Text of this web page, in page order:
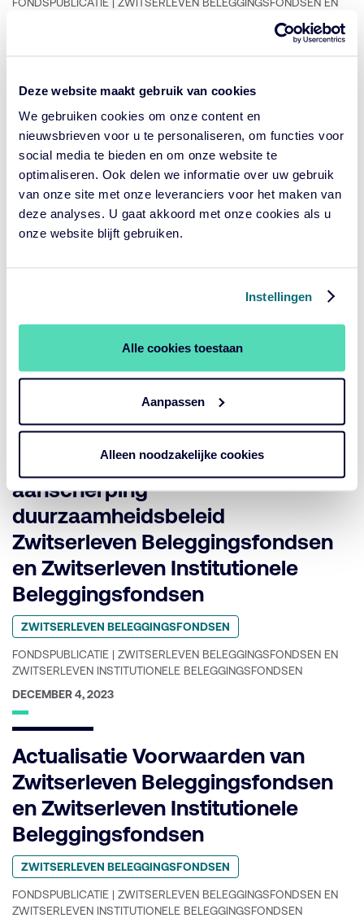
Deze website maakt gebruik van cookies
We gebruiken cookies om onze content en
nieuwsbrieven voor u te personaliseren, om functies voor
social media te bieden en om onze website te
optimaliseren. Ook delen we informatie over uw gebruik
van onze site met onze leveranciers voor het maken van
deze analyses. U gaat akkoord met onze cookies als u
onze website blijft gebruiken.
Instellingen
Alle cookies toestaan
Aanpassen
Alleen noodzakelijke cookies
Zwitserleven Credits Hypotheken
Mixfonds
Geplaatst
categorie:
ZWITSERLEVEN BELEGGINGSFONDSEN
FONDSPUBLICATIE | ZWITSERLEVEN BELEGGINGSFONDSEN
GEPUBLICEERD
OP:
MAART 1, 2024
toevoegen uitbestedingsrelatie
Geplaatst
ZWITSERLEVEN INSTITUTIONELE BELEGGINGSFONDSEN
Wijzigingen fondsnamen en
aanscherping
duurzaamheidsbeleid
Zwitserleven Beleggingsfondsen
en Zwitserleven Institutionele
Beleggingsfondsen
Geplaatst
ZWITSERLEVEN BELEGGINGSFONDSEN
FONDSPUBLICATIE | ZWITSERLEVEN BELEGGINGSFONDSEN EN
ZWITSERLEVEN INSTITUTIONELE BELEGGINGSFONDSEN
GEPUBLICEERD
OP:
DECEMBER 4, 2023
Actualisatie Voorwaarden van
Zwitserleven Beleggingsfondsen
en Zwitserleven Institutionele
Beleggingsfondsen
Geplaatst
ZWITSERLEVEN BELEGGINGSFONDSEN
FONDSPUBLICATIE | ZWITSERLEVEN BELEGGINGSFONDSEN EN
ZWITSERLEVEN INSTITUTIONELE BELEGGINGSFONDSEN